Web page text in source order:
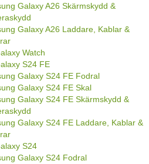
Galaxy A26 Skärmskydd &
Galaxy A26 Laddare, Kablar &
Watch
S24 FE
Galaxy S24 FE Fodral
Galaxy S24 FE Skal
Galaxy S24 FE Skärmskydd &
Galaxy S24 FE Laddare, Kablar &
S24
Galaxy S24 Fodral